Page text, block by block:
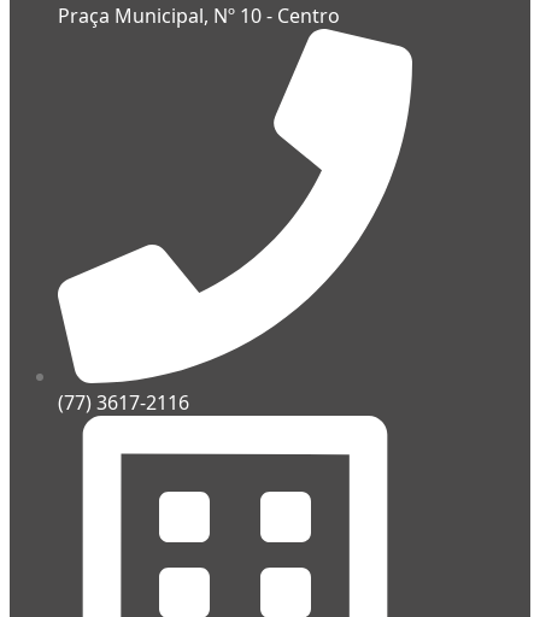
Praça Municipal, Nº 10 - Centro
(77) 3617-2116